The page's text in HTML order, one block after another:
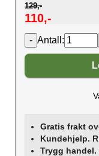
129,-
110,-
Antall:
Gratis frakt
Kundehjelp.
Trygg